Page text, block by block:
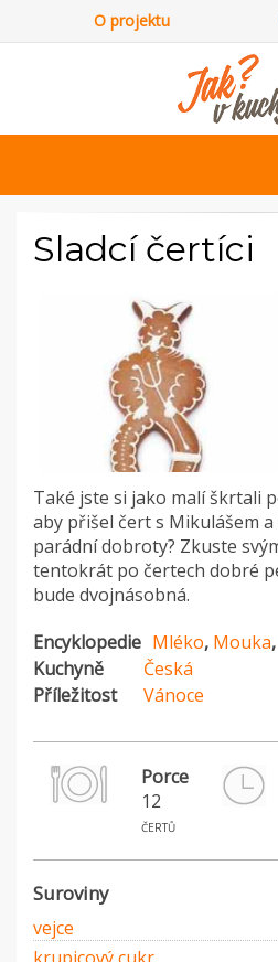
O projektu
Sladcí čertíci
Také jste si jako malí škrtali
aby přišel čert s Mikulášem
parádní dobroty? Zkuste
tentokrát po čertech dobré
bude dvojnásobná.
Encyklopedie Mléko, Mouka,
Kuchyně
Česká
Příležitost
Vánoce
Porce
12
čertů
Suroviny
vejce